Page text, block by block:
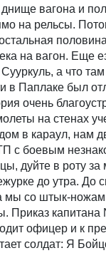
вагона и
на рельсы.
на вагон. Еще
а что
в Паплаке был
очень
на стенах
в караул, нам
с боевым
дуйте в роту за
до утра. До
мы со штык-
Приказ капитана
офицер и к
солдат: Я